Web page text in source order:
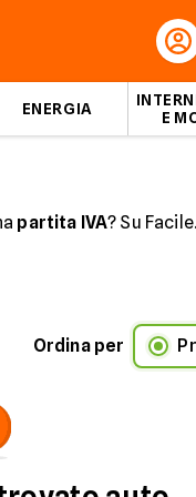
ENERGIA
E
partita IVA? Su
Cerca la tua
Ordina per